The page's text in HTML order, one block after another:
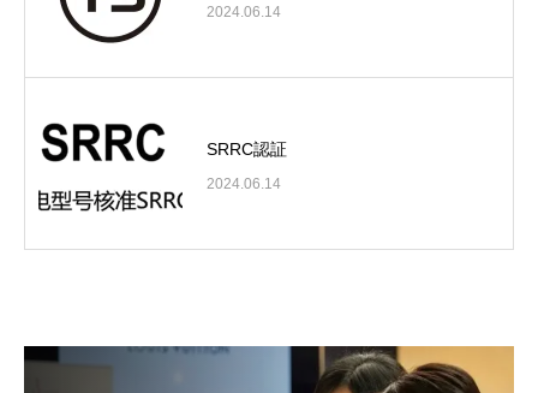
2024.06.14
SRRC認証
2024.06.14